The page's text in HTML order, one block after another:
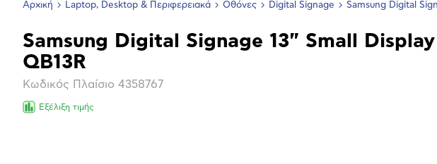
Αρχική Laptop, Desktop & Περιφερειακά Οθόνες Digital Signage Samsung Digital
Βασικά
χαρακτηριστικά
Samsung Digital Signage 13" Small Display
QB13R
Κωδικός Πλαίσιο 4358767
Εξέλιξη τιμής